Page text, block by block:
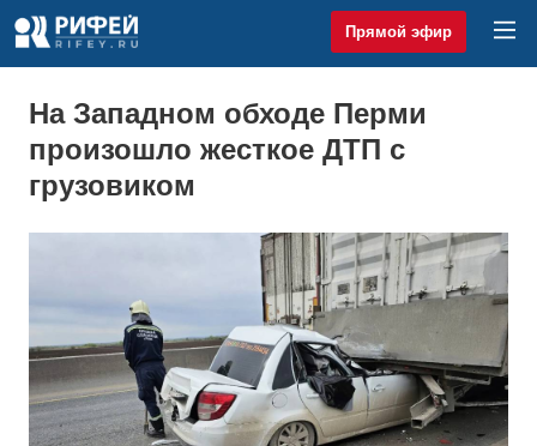
Прямой эфир
На Западном обходе Перми
произошло жесткое ДТП с
грузовиком